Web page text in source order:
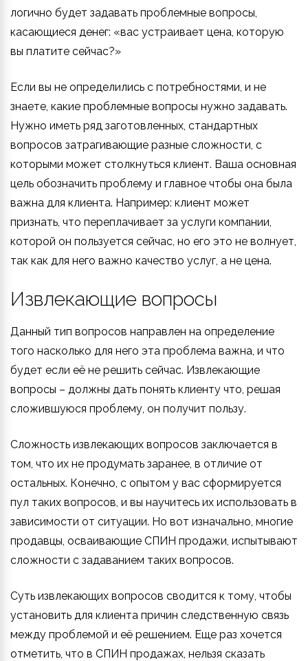
логично будет задавать проблемные вопросы,
касающиеся денег: «вас устраивает цена, которую
вы платите сейчас?»
Если вы не определились с потребностями, и не
знаете, какие проблемные вопросы нужно задавать.
Нужно иметь ряд заготовленных, стандартных
вопросов затрагивающие разные сложности, с
которыми может столкнуться клиент. Ваша основная
цель обозначить проблему и главное чтобы она была
важна для клиента. Например: клиент может
признать, что переплачивает за услуги компании,
которой он пользуется сейчас, но его это не волнует,
так как для него важно качество услуг, а не цена.
Извлекающие вопросы
Данный тип вопросов направлен на определение
того насколько для него эта проблема важна, и что
будет если её не решить сейчас. Извлекающие
вопросы – должны дать понять клиенту что, решая
сложившуюся проблему, он получит пользу.
Сложность извлекающих вопросов заключается в
том, что их не продумать заранее, в отличие от
остальных. Конечно, с опытом у вас сформируется
пул таких вопросов, и вы научитесь их использовать в
зависимости от ситуации. Но вот изначально, многие
продавцы, осваивающие СПИН продажи, испытывают
сложности с задаванием таких вопросов.
Суть извлекающих вопросов сводится к тому, чтобы
установить для клиента причин следственную связь
между проблемой и её решением. Еще раз хочется
отметить, что в СПИН продажах, нельзя сказать